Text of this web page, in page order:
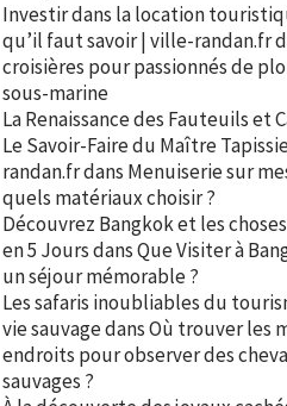
Investir dans la location
qu’il faut savoir | ville-randan.fr
croisières pour passionnés de
sous-marine
La Renaissance des Fauteuils et
Le Savoir-Faire du Maître
randan.frdans Menuiserie sur
quels matériaux choisir ?
Découvrez Bangkok et les
en 5 JoursdansQue Visiter à
un séjour mémorable ?
Les safaris inoubliables du
vie sauvagedansOù trouver les
endroits pour observer des
sauvages ?